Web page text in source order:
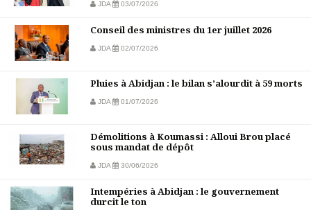
JDA 03/07/2026
Conseil des ministres du 1er juillet 2026
JDA 02/07/2026
Pluies à Abidjan : le bilan s’alourdit à 59 morts
JDA 01/07/2026
Démolitions à Koumassi : Alloui Brou placé
sous mandat de dépôt
JDA 30/06/2026
Intempéries à Abidjan : le gouvernement
durcit le ton